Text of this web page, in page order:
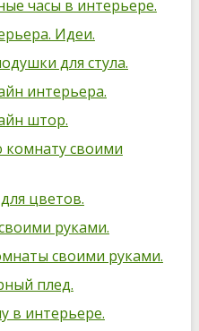
часы в интерьере.
Идеи.
для стула.
интерьера.
штор.
комнату своими
цветов.
руками.
своими руками.
плед.
в интерьере.